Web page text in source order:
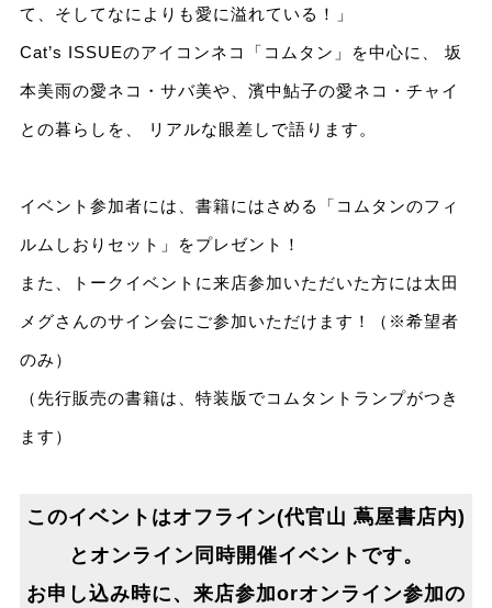
て、そしてなによりも愛に溢れている！」
Cat’s ISSUEのアイコンネコ「コムタン」を中心に、 坂
本美雨の愛ネコ・サバ美や、濱中鮎子の愛ネコ・チャイ
との暮らしを、 リアルな眼差しで語ります。
イベント参加者には、書籍にはさめる「コムタンのフィ
ルムしおりセット」をプレゼント！
また、トークイベントに来店参加いただいた方には太田
メグさんのサイン会にご参加いただけます！（※希望者
のみ）
（先行販売の書籍は、特装版でコムタントランプがつき
ます）
このイベントはオフライン(代官山 蔦屋書店内)
とオンライン同時開催イベントです。
お申し込み時に、来店参加orオンライン参加の